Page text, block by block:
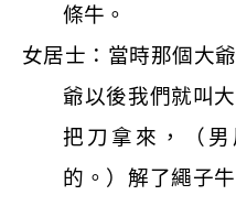
條牛。
女居士：當時那個大
爺以後我們就叫
把刀拿來，（
的。）解了繩子